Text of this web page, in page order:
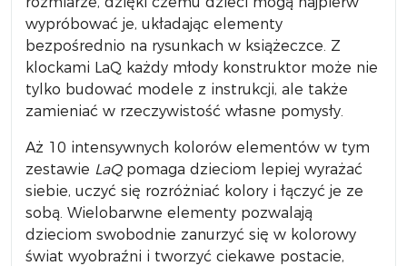
wypróbować je, układając elementy
bezpośrednio na rysunkach w książeczce. Z
klockami LaQ każdy młody konstruktor może nie
tylko budować modele z instrukcji, ale także
zamieniać w rzeczywistość własne pomysły.
Aż 10 intensywnych kolorów elementów w tym
zestawie LaQpomaga dzieciom lepiej wyrażać
siebie, uczyć się rozróżniać kolory i łączyć je ze
sobą. Wielobarwne elementy pozwalają
dzieciom swobodnie zanurzyć się w kolorowy
świat wyobraźni i tworzyć ciekawe postacie,